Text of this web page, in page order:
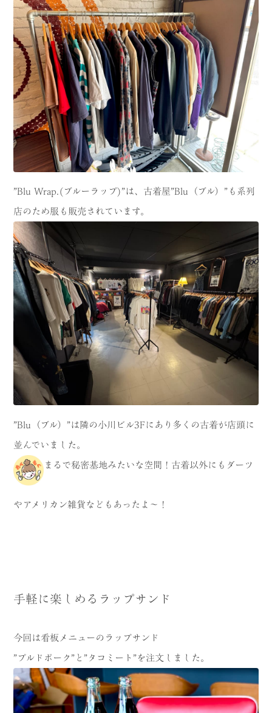
”Blu Wrap.(ブルーラップ)”は、古着屋”Blu（ブル）”も系列
店のため服も販売されています。
”Blu（ブル）”は隣の小川ビル3Fにあり多くの古着が店頭に
並んでいました。
まるで秘密基地みたいな空間！古着以外にもダーツ
やアメリカン雑貨などもあったよ〜！
手軽に楽しめるラップサンド
今回は看板メニューのラップサンド
”プルドポーク”と”タコミート”を注文しました。